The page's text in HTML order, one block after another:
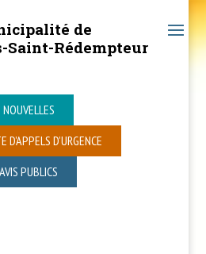
de
Saint-Rédempteur
NOUVELLES
D’URGENCE
AVIS PUBLICS